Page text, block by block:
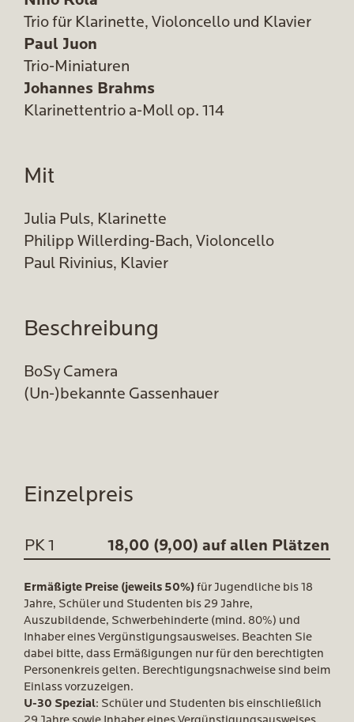
Trio für Klarinette, Violoncello und Klavier
Paul Juon
Trio-Miniaturen
Johannes Brahms
Klarinettentrio a-Moll op. 114
Mit
Julia Puls, Klarinette
Philipp Willerding-Bach, Violoncello
Paul Rivinius, Klavier
Beschreibung
BoSy Camera
(Un-)bekannte Gassenhauer
Einzelpreis
PK 1 18,00 (9,00) auf allen Plätzen
Ermäßigte Preise (jeweils 50%) für Jugendliche bis 18
Jahre, Schüler und Studenten bis 29 Jahre,
Auszubildende, Schwerbehinderte (mind. 80%) und
Inhaber eines Vergünstigungsausweises. Beachten Sie
dabei bitte, dass Ermäßigungen nur für den berechtigten
Personenkreis gelten. Berechtigungsnachweise sind beim
Einlass vorzuzeigen.
U-30 Spezial: Schüler und Studenten bis einschließlich